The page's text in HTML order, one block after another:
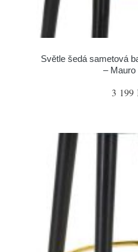
Světle šedá sametová
– Mauro
3 199